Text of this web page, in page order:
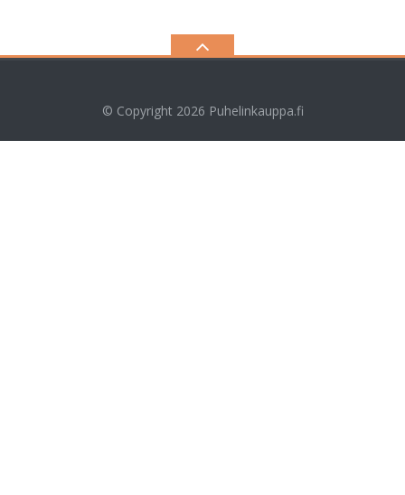
© Copyright 2026 Puhelinkauppa.fi